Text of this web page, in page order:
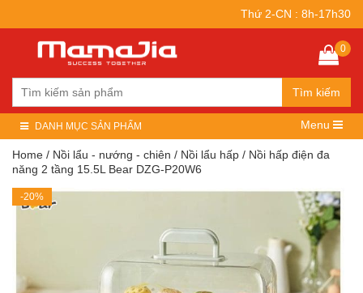
Thứ 2-CN : 8h-17h30
Tìm kiếm
0
DANH MỤC SẢN PHẨM Menu
Home / Nồi lẩu - nướng - chiên / Nồi lẩu hấp / Nồi hấp điện đa
năng 2 tầng 15.5L Bear DZG-P20W6
-20%